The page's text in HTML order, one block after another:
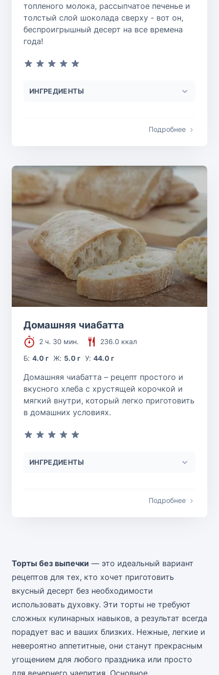
топленого молока, рассыпчатое печенье и
толстый слой шоколада сверху - вот он,
беспроигрышный десерт на все времена
года!
ИНГРЕДИЕНТЫ
Подробнее
Домашняя чиабатта
2 ч. 30 мин.
236.0 ккал
Б:4.0 г Ж: 5.0 г У: 44.0 г
Домашняя чиабатта – рецепт простого и
вкусного хлеба с хрустящей корочкой и
мягкий внутри, который легко приготовить
в домашних условиях.
ИНГРЕДИЕНТЫ
Подробнее
Торты без выпечки — это идеальный вариант
рецептов для тех, кто хочет приготовить
вкусный десерт без необходимости
использовать духовку. Эти торты не требуют
сложных кулинарных навыков, а результат всегда
порадует вас и ваших близких. Нежные, легкие и
невероятно аппетитные, они станут прекрасным
угощением для любого праздника или просто